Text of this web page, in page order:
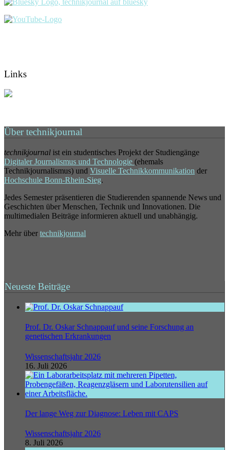
Links
Über technikjournal
technikjournal ist ein studentisches Projekt der Studiengänge
Digitaler Journalismus und Technologie (ehemals
Technikjournalismus) und Visuelle Technikkommunikation der
Hochschule Bonn-Rhein-Sieg.
Jedes Semester präsentieren die Studierenden spannende News und
Geschichten über Menschen, Technik und Innovationen. Die
multimedialen Beiträge informieren aktuell und unabhängig.
Mehr über technikjournal
Neueste Beiträge
Prof. Dr. Oskar Schnappauf und seine Forschung an
genetischen Erkrankungen
Wissenschaftsjahr 2026
16. Juli 2026
Der lange Weg zur Diagnose: Leben mit CAPS
Wissenschaftsjahr 2026
8. Juli 2026